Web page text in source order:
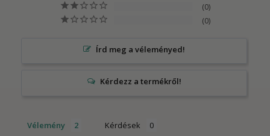
0
0
Írd meg a véleményed!
Vélemény Kérdések